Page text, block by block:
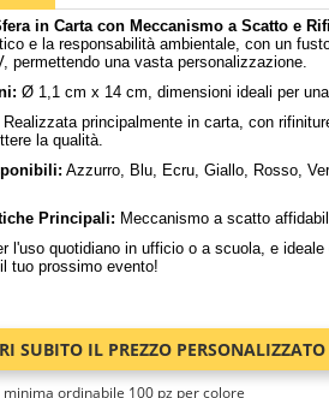
in Carta con Meccanismo a Scatto e
e la responsabilità ambientale, con un
permettendo una vasta personalizzazione.
Ø 1,1 cm x 14 cm, dimensioni ideali per
Realizzata principalmente in carta, con
la qualità.
Azzurro, Blu, Ecru, Giallo, Rosso,
Principali: Meccanismo a scatto
l'uso quotidiano in ufficio o a scuola, e
tuo prossimo evento!
SUBITO IL PREZZO PERSONALIZZATO
ordinabile 100 pz per colore